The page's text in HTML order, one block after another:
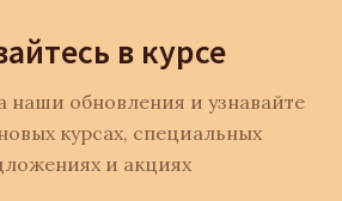
в курсе
наши обновления и узнавайте
курсах, специальных
и акциях